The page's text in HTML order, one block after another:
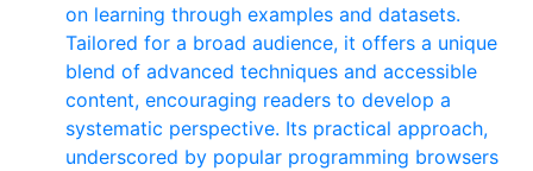
on learning through examples and datasets.
Tailored for a broad audience, it offers a unique
blend of advanced techniques and accessible
content, encouraging readers to develop a
systematic perspective. Its practical approach,
underscored by popular programming browsers